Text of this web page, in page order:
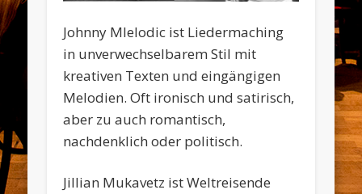
Johnny Mlelodic ist Liedermaching
in unverwechselbarem Stil mit
kreativen Texten und eingängigen
Melodien. Oft ironisch und satirisch,
aber zu auch romantisch,
nachdenklich oder politisch.
Jillian Mukavetz ist Weltreisende